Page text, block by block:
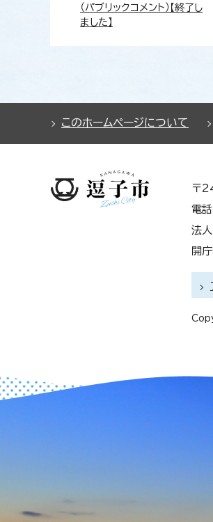
（パブリックコメント）【終了し
ました】
このホームページについて
〒
電
法
開